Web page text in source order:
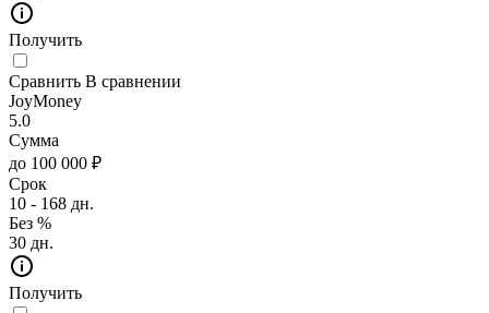
Получить
Сравнить В сравнении
JoyMoney
5.0
Сумма
до 100 000 ₽
Срок
10 - 168 дн.
Без %
30 дн.
Получить